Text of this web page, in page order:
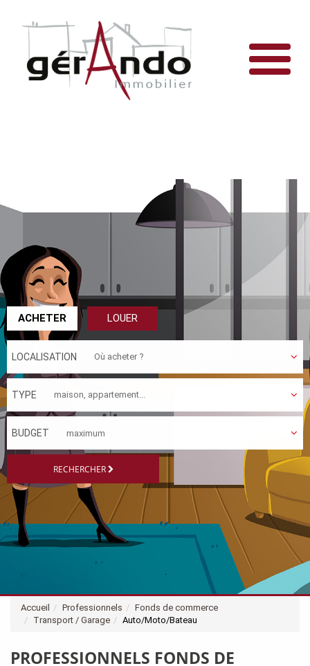
ACHETER LOUER
LOCALISATION
TYPE
BUDGET
RECHERCHER
Accueil Professionnels
Fonds de commerce
Transport / Garage
Auto/Moto/Bateau
PROFESSIONNELS FONDS DE